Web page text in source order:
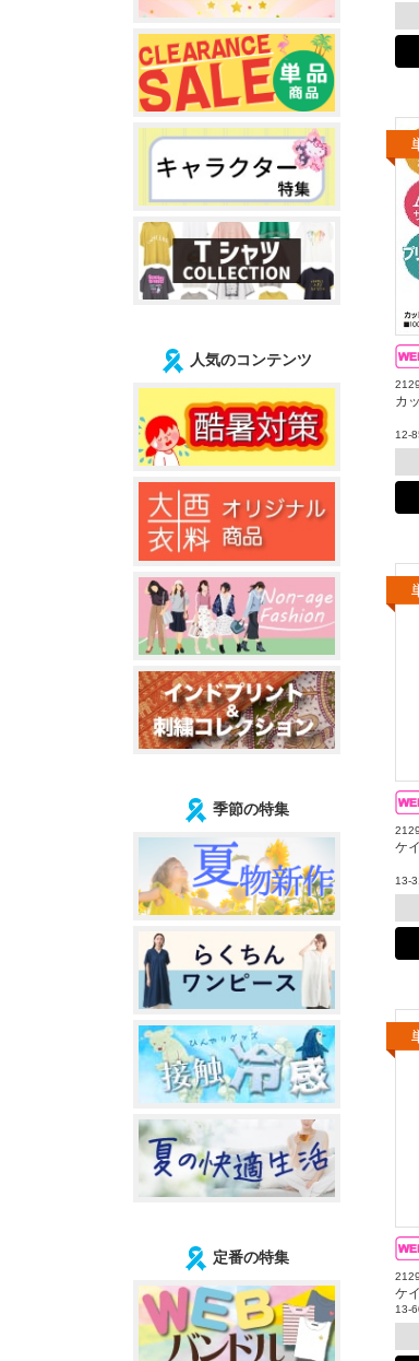
カ
12-
ケ
13-
ケ
13-
人気のコンテンツ
季節の特集
定番の特集